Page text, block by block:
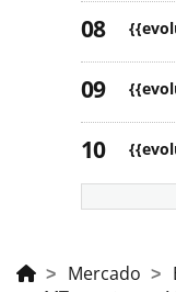
Mercado